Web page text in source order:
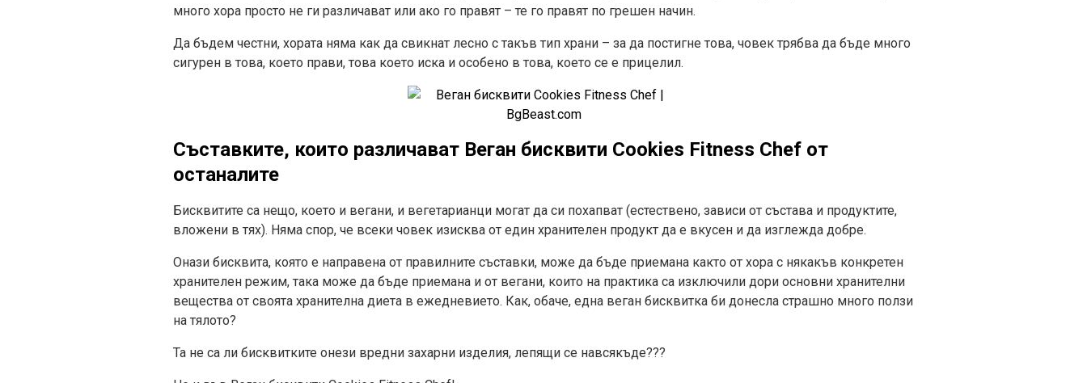
много хора просто не ги различават или ако го правят – те го правят по грешен начин.
Да бъдем честни, хората няма как да свикнат лесно с такъв тип храни – за да постигне това, човек трябва да бъде много
сигурен в това, което прави, това което иска и особено в това, което се е прицелил.
Съставките, които различават Веган бисквити Cookies Fitness Chef от
останалите
Бисквитите са нещо, което и вегани, и вегетарианци могат да си похапват (естествено, зависи от състава и продуктите,
вложени в тях). Няма спор, че всеки човек изисква от един хранителен продукт да е вкусен и да изглежда добре.
Онази бисквита, която е направена от правилните съставки, може да бъде приемана както от хора с някакъв конкретен
хранителен режим, така може да бъде приемана и от вегани, които на практика са изключили дори основни хранителни
вещества от своята хранителна диета в ежедневието. Как, обаче, една веган бисквитка би донесла страшно много ползи
на тялото?
Та не са ли бисквитките онези вредни захарни изделия, лепящи се навсякъде???